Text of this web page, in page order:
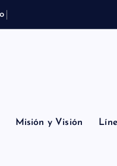
o
Misión y Visión